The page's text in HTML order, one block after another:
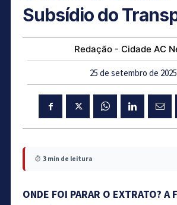
Subsídio do
Redação - Cidade AC
25 de setembro de 2025
3 min de leitura
ONDE FOI PARAR O EXTRATO? A